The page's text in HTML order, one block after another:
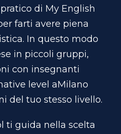
di My English
farti avere piena
In questo modo
in piccoli gruppi,
con insegnanti
level aMilano
del tuo stesso livello.
ti guida nella scelta